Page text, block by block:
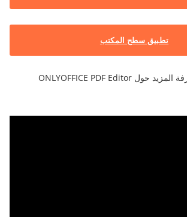
تطبيق سطح المكتب
شاهد هذا الفيديو لمعرفة المزيد حول ONLYOFFICE PDF Editor